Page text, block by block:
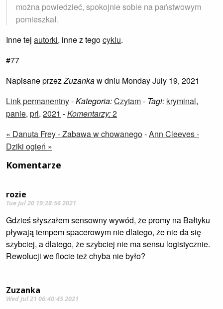
można powiedzieć, spokojnie sobie na państwowym
pomieszkał.
Inne tej autorki, inne z tegocyklu.
#77
Napisane przezZuzankaw dniu Monday July 19, 2021
Link permanentny-Kategoria:Czytam- Tagi: kryminal,
panie, prl, 2021 -Komentarzy:2
« Danuta Frey - Zabawa w chowanego-Ann Cleeves -
Dziki ogień »
Komentarze
rozie
Tue Jul 20 19:28:56 2021
Gdzieś słyszałem sensowny wywód, że promy na Bałtyku
pływają tempem spacerowym nie dlatego, że nie da się
szybciej, a dlatego, że szybciej nie ma sensu logistycznie.
Rewolucji we flocie też chyba nie było?
Zuzanka
Wed Jul 21 06:40:45 2021